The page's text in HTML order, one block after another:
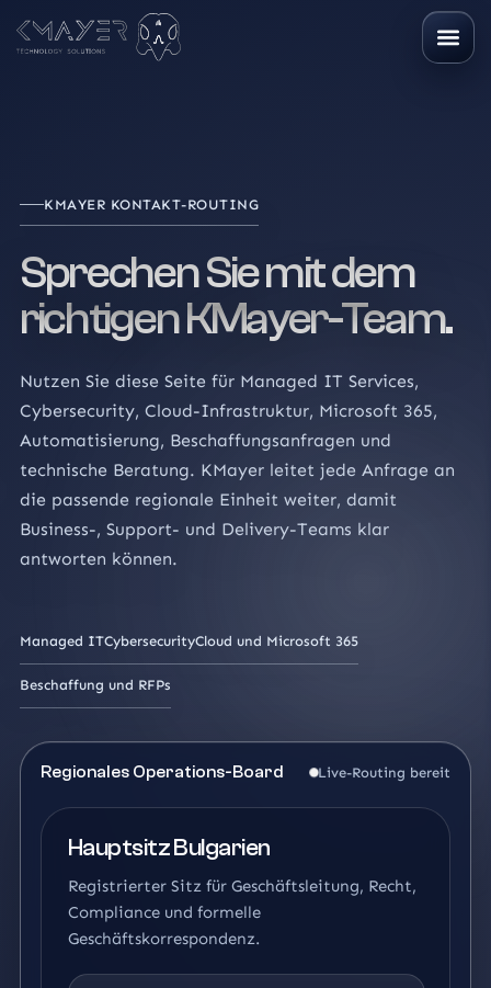
KMAYER KONTAKT-ROUTING
Sprechen Sie mit dem
richtigen KMayer-Team.
Nutzen Sie diese Seite für Managed IT Services,
Cybersecurity, Cloud-Infrastruktur, Microsoft 365,
Automatisierung, Beschaffungsanfragen und
technische Beratung. KMayer leitet jede Anfrage an
die passende regionale Einheit weiter, damit
Business-, Support- und Delivery-Teams klar
antworten können.
Managed ITCybersecurityCloud und Microsoft 365
Beschaffung und RFPs
Regionales Operations-Board Live-Routing bereit
Hauptsitz Bulgarien
Registrierter Sitz für Geschäftsleitung, Recht,
Compliance und formelle
Geschäftskorrespondenz.